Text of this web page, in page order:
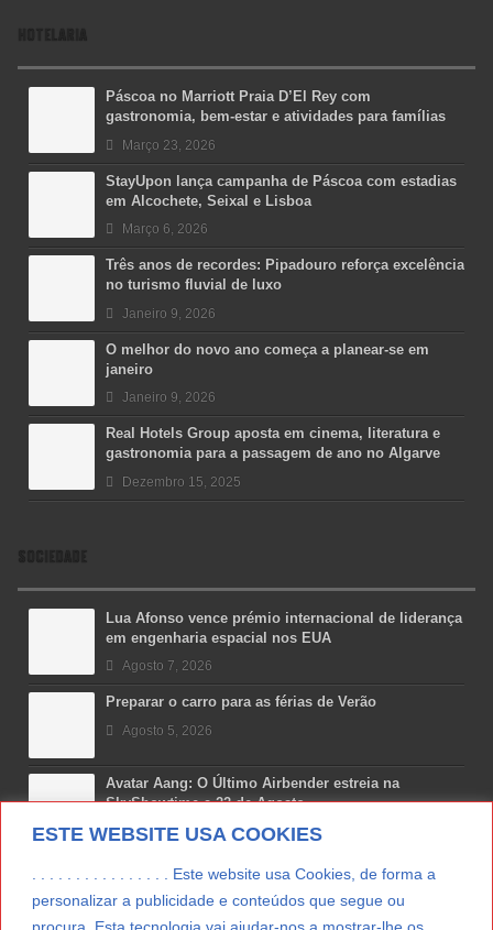
ESTE WEBSITE USA COOKIES
. . . . . . . . . . . . . . . . Este website usa Cookies, de forma a
personalizar a publicidade e conteúdos que segue ou
procura. Esta tecnologia vai ajudar-nos a mostrar-lhe os
HOTELARIA
Páscoa no Marriott Praia D’El Rey com
gastronomia, bem-estar e atividades para famílias
Março 23, 2026
StayUpon lança campanha de Páscoa com estadias
em Alcochete, Seixal e Lisboa
Março 6, 2026
Três anos de recordes: Pipadouro reforça excelência
no turismo fluvial de luxo
Janeiro 9, 2026
O melhor do novo ano começa a planear-se em
janeiro
Janeiro 9, 2026
Real Hotels Group aposta em cinema, literatura e
gastronomia para a passagem de ano no Algarve
Dezembro 15, 2025
SOCIEDADE
Lua Afonso vence prémio internacional de liderança
em engenharia espacial nos EUA
Agosto 7, 2026
Preparar o carro para as férias de Verão
Agosto 5, 2026
Avatar Aang: O Último Airbender estreia na
SkyShowtime a 22 de Agosto
Agosto 3, 2026
Proveitos turísticos no Algarve crescem 7,7% para